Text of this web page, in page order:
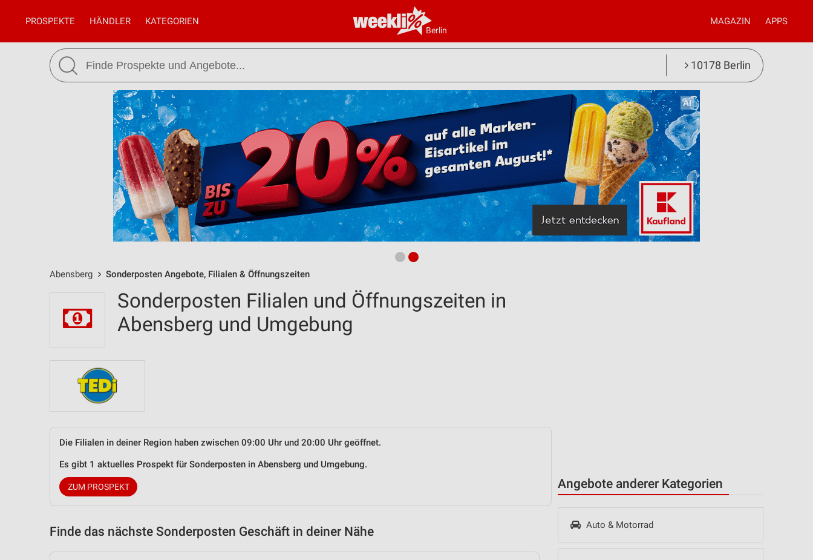
Berlin
PROSPEKTE HÄNDLER KATEGORIEN MAGAZIN APPS
10178 Berlin
Abensberg Sonderposten Angebote, Filialen & Öffnungszeiten
Angebote anderer Kategorien
Auto & Motorrad
Sonderposten Filialen und Öffnungszeiten in
Abensberg und Umgebung
Die Filialen in deiner Region haben zwischen 09:00 Uhr und 20:00 Uhr geöffnet.
Es gibt 1 aktuelles Prospekt für Sonderposten in Abensberg und Umgebung.
ZUM PROSPEKT
Finde das nächste Sonderposten Geschäft in deiner Nähe